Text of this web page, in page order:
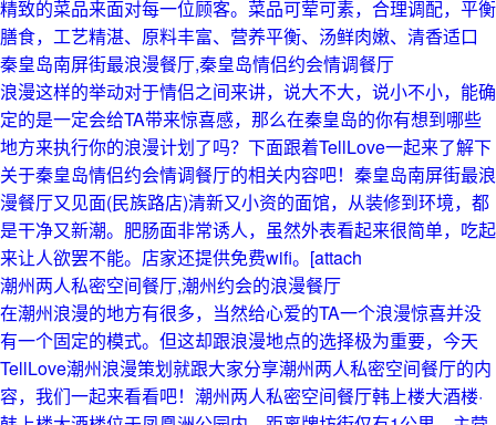
精致的菜品来面对每一位顾客。菜品可荤可素，合理调配，平衡
膳食，工艺精湛、原料丰富、营养平衡、汤鲜肉嫩、清香适口
秦皇岛南屏街最浪漫餐厅,秦皇岛情侣约会情调餐厅
浪漫这样的举动对于情侣之间来讲，说大不大，说小不小，能确
定的是一定会给TA带来惊喜感，那么在秦皇岛的你有想到哪些
地方来执行你的浪漫计划了吗？下面跟着TellLove一起来了解下
关于秦皇岛情侣约会情调餐厅的相关内容吧！秦皇岛南屏街最浪
漫餐厅又见面(民族路店)清新又小资的面馆，从装修到环境，都
是干净又新潮。肥肠面非常诱人，虽然外表看起来很简单，吃起
来让人欲罢不能。店家还提供免费wifi。[attach
潮州两人私密空间餐厅,潮州约会的浪漫餐厅
在潮州浪漫的地方有很多，当然给心爱的TA一个浪漫惊喜并没
有一个固定的模式。但这却跟浪漫地点的选择极为重要，今天
TellLove潮州浪漫策划就跟大家分享潮州两人私密空间餐厅的内
容，我们一起来看看吧！潮州两人私密空间餐厅韩上楼大酒楼·